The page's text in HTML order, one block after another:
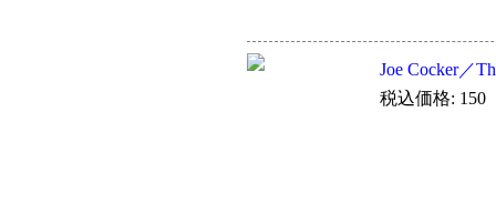
Joe Cocker／
税込価格: 150